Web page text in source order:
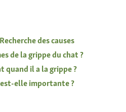
des causes
de la grippe du chat ?
quand il a la grippe ?
elle importante ?